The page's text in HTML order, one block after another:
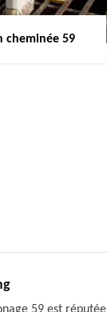
cheminée 59